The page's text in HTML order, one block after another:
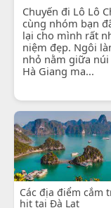
Chuyến đi Lô Lô
cùng nhóm bạn
lại cho mình rất
niệm đẹp. Ngôi
nhỏ nằm giữa
Hà Giang ma...
Các địa điểm cắm
hit tại Đà Lạt